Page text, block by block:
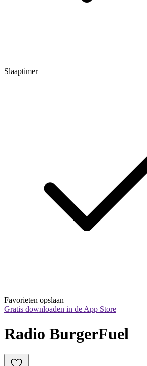
Slaaptimer
Favorieten opslaan
Gratis downloaden in de App Store
Radio BurgerFuel